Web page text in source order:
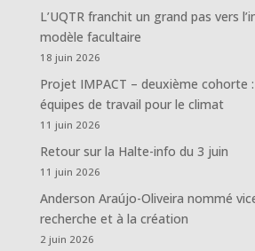
L’UQTR franchit un grand pas vers
modèle facultaire
18 juin 2026
Projet IMPACT – deuxième cohorte
équipes de travail pour le climat
11 juin 2026
Retour sur la Halte-info du 3 juin
11 juin 2026
Anderson Araújo-Oliveira nommé
recherche et à la création
2 juin 2026